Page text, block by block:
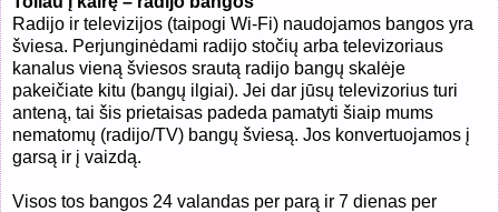
Radijo ir televizijos (taipogi Wi-Fi) naudojamos bangos yra
šviesa. Perjunginėdami radijo stočių arba televizoriaus
kanalus vieną šviesos srautą radijo bangų skalėje
pakeičiate kitu (bangų ilgiai). Jei dar jūsų televizorius turi
anteną, tai šis prietaisas padeda pamatyti šiaip mums
nematomų (radijo/TV) bangų šviesą. Jos konvertuojamos į
garsą ir į vaizdą.
Visos tos bangos 24 valandas per parą ir 7 dienas per